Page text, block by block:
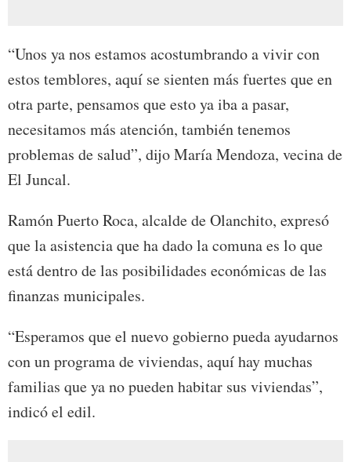
“Unos ya nos estamos acostumbrando a vivir con
estos temblores, aquí se sienten más fuertes que en
otra parte, pensamos que esto ya iba a pasar,
necesitamos más atención, también tenemos
problemas de salud”, dijo María Mendoza, vecina de
El Juncal.
Ramón Puerto Roca, alcalde de Olanchito, expresó
que la asistencia que ha dado la comuna es lo que
está dentro de las posibilidades económicas de las
finanzas municipales.
“Esperamos que el nuevo gobierno pueda ayudarnos
con un programa de viviendas, aquí hay muchas
familias que ya no pueden habitar sus viviendas”,
indicó el edil.